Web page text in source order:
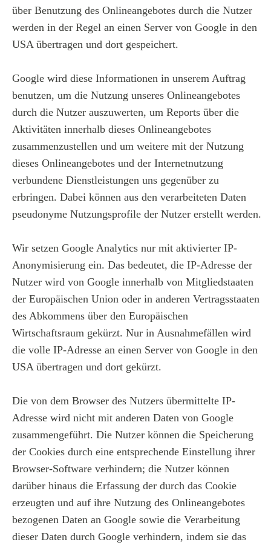
über Benutzung des Onlineangebotes durch die Nutzer
werden in der Regel an einen Server von Google in den
USA übertragen und dort gespeichert.
Google wird diese Informationen in unserem Auftrag
benutzen, um die Nutzung unseres Onlineangebotes
durch die Nutzer auszuwerten, um Reports über die
Aktivitäten innerhalb dieses Onlineangebotes
zusammenzustellen und um weitere mit der Nutzung
dieses Onlineangebotes und der Internetnutzung
verbundene Dienstleistungen uns gegenüber zu
erbringen. Dabei können aus den verarbeiteten Daten
pseudonyme Nutzungsprofile der Nutzer erstellt werden.
Wir setzen Google Analytics nur mit aktivierter IP-
Anonymisierung ein. Das bedeutet, die IP-Adresse der
Nutzer wird von Google innerhalb von Mitgliedstaaten
der Europäischen Union oder in anderen Vertragsstaaten
des Abkommens über den Europäischen
Wirtschaftsraum gekürzt. Nur in Ausnahmefällen wird
die volle IP-Adresse an einen Server von Google in den
USA übertragen und dort gekürzt.
Die von dem Browser des Nutzers übermittelte IP-
Adresse wird nicht mit anderen Daten von Google
zusammengeführt. Die Nutzer können die Speicherung
der Cookies durch eine entsprechende Einstellung ihrer
Browser-Software verhindern; die Nutzer können
darüber hinaus die Erfassung der durch das Cookie
erzeugten und auf ihre Nutzung des Onlineangebotes
bezogenen Daten an Google sowie die Verarbeitung
dieser Daten durch Google verhindern, indem sie das